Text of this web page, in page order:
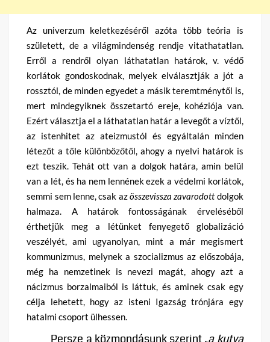
Az univerzum keletkezéséről azóta több teória is
született, de a világmindenség rendje vitathatatlan.
Erről a rendről olyan láthatatlan határok, v. védő
korlátok gondoskodnak, melyek elválasztják a jót a
rossztól, de minden egyedet a másik teremtménytől is,
mert mindegyiknek összetartó ereje, kohéziója van.
Ezért választja el a láthatatlan határ a levegőt a víztől,
az istenhitet az ateizmustól és egyáltalán minden
létezőt a tőle különbözőtől, ahogy a nyelvi határok is
ezt teszik. Tehát ott van a dolgok határa, amin belül
van a lét, és ha nem lennének ezek a védelmi korlátok,
semmi sem lenne, csak azösszevissza zavarodottdolgok
halmaza. A határok fontosságának érveléséből
érthetjük meg a létünket fenyegető globalizáció
veszélyét, ami ugyanolyan, mint a már megismert
kommunizmus, melynek a szocializmus az előszobája,
még ha nemzetinek is nevezi magát, ahogy azt a
nácizmus borzalmaiból is láttuk, és aminek csak egy
célja lehetett, hogy az isteni Igazság trónjára egy
hatalmi csoport ülhessen.